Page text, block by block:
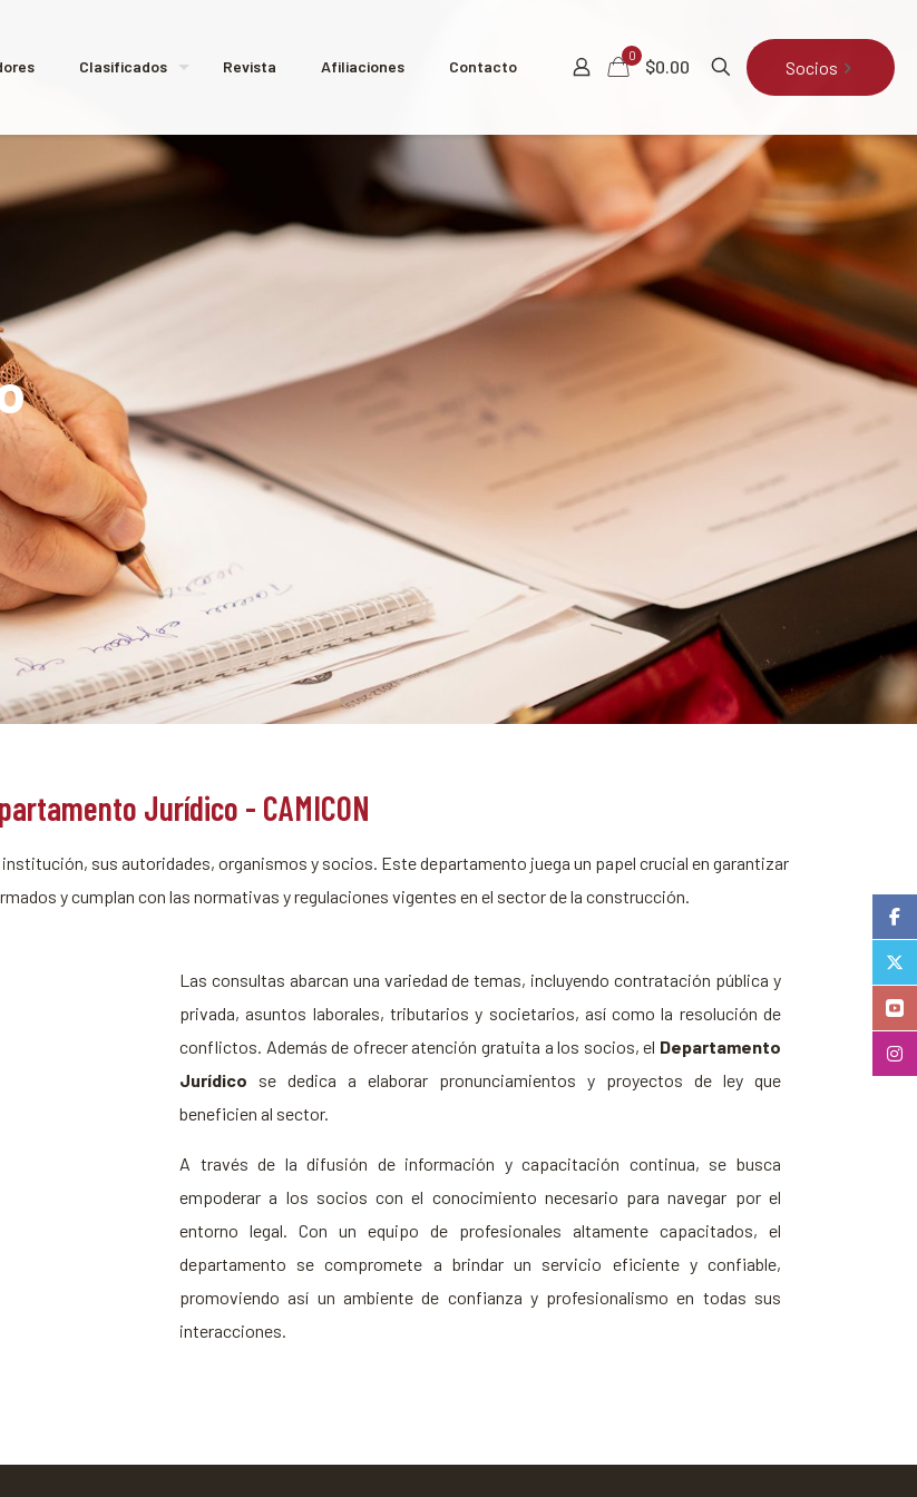
Clasificados Revista Afiliaciones Contacto
0
$0.00 Socios
Jurídico - CAMICON
sus autoridades, organismos y socios. Este departamento juega un papel crucial en garantizar
y cumplan con las normativas y regulaciones vigentes en el sector de la construcción.
Las consultas abarcan una variedad de temas, incluyendo contratación pública y
privada, asuntos laborales, tributarios y societarios, así como la resolución de
conflictos. Además de ofrecer atención gratuita a los socios, el Departamento
Jurídico se dedica a elaborar pronunciamientos y proyectos de ley que
beneficien al sector.
A través de la difusión de información y capacitación continua, se busca
empoderar a los socios con el conocimiento necesario para navegar por el
entorno legal. Con un equipo de profesionales altamente capacitados, el
departamento se compromete a brindar un servicio eficiente y confiable,
promoviendo así un ambiente de confianza y profesionalismo en todas sus
interacciones.